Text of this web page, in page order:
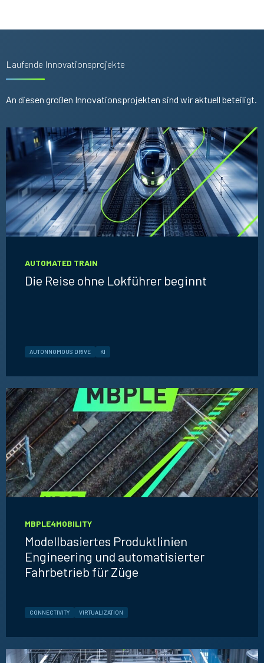
Laufende Innovationsprojekte
An diesen großen Innovationsprojekten sind wir aktuell beteiligt.
AUTOMATED TRAIN
Die Reise ohne Lokführer beginnt
AUTONNOMOUS DRIVE KI
MBPLE4MOBILITY
Modellbasiertes Produktlinien
Engineering und automatisierter
Fahrbetrieb für Züge
CONNECTIVITY VIRTUALIZATION